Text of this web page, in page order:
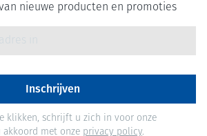
nieuwe producten en promoties
Inschrijven
klikken, schrijft u zich in voor onze
akkoord met onze privacy policy.